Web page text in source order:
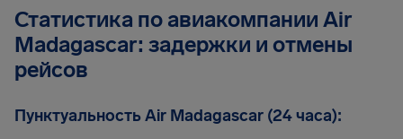
Статистика по авиакомпании Air
Madagascar: задержки и отмены
рейсов
Пунктуальность Air Madagascar (24 часа):